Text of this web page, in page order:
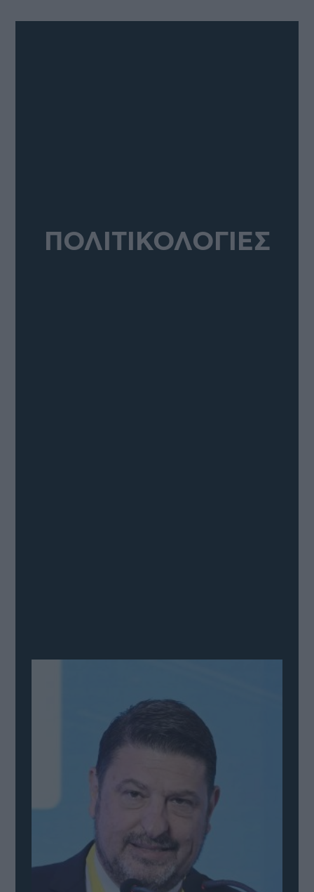
ΠΟΛΙΤΙΚΟΛΟΓΙΕΣ